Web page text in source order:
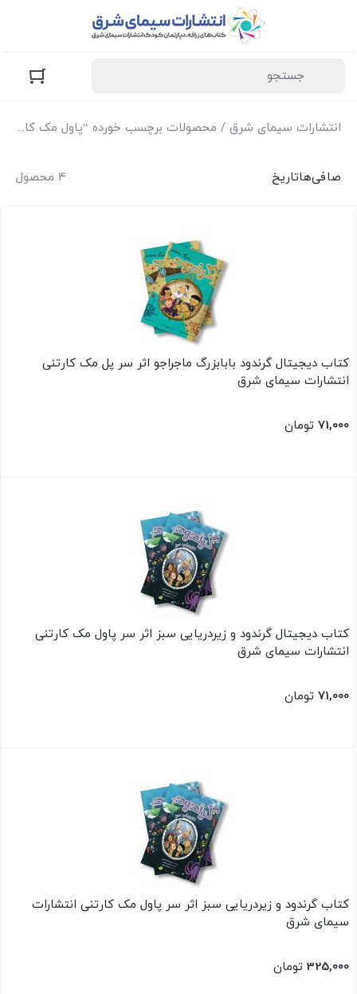
انتشارات سیمای شرق / محصولات برچسب خورده “پاول مک کارتنی”
4 محصول صافی‌هاتاریخ
کتاب دیجیتال گرندود بابابزرگ ماجراجو اثر سر پل مک کارتنی
انتشارات سیمای شرق
71,000 تومان
کتاب دیجیتال گرندود و زیردریایی سبز اثر سر پاول مک کارتنی
انتشارات سیمای شرق
71,000 تومان
کتاب گرندود و زیردریایی سبز اثر سر پاول مک کارتنی انتشارات
سیمای شرق
325,000 تومان